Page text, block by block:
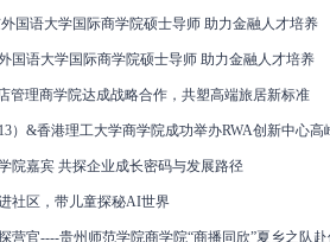
国语大学国际商学院硕士导师 助力金融人才培养
国语大学国际商学院硕士导师 助力金融人才培养
管理商学院达成战略合作，共塑高端旅居新标准
）&香港理工大学商学院成功举办RWA创新中心高
院嘉宾 共探企业成长密码与发展路径
社区，带儿童探秘AI世界
营官----贵州师范学院商学院“商播同欣”夏乡之队